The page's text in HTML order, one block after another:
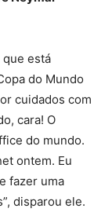
que está
do Mundo
cuidados com
cara! O
do mundo.
ontem. Eu
fazer uma
disparou ele.